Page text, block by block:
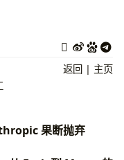
返回 | 主页
果断抛弃